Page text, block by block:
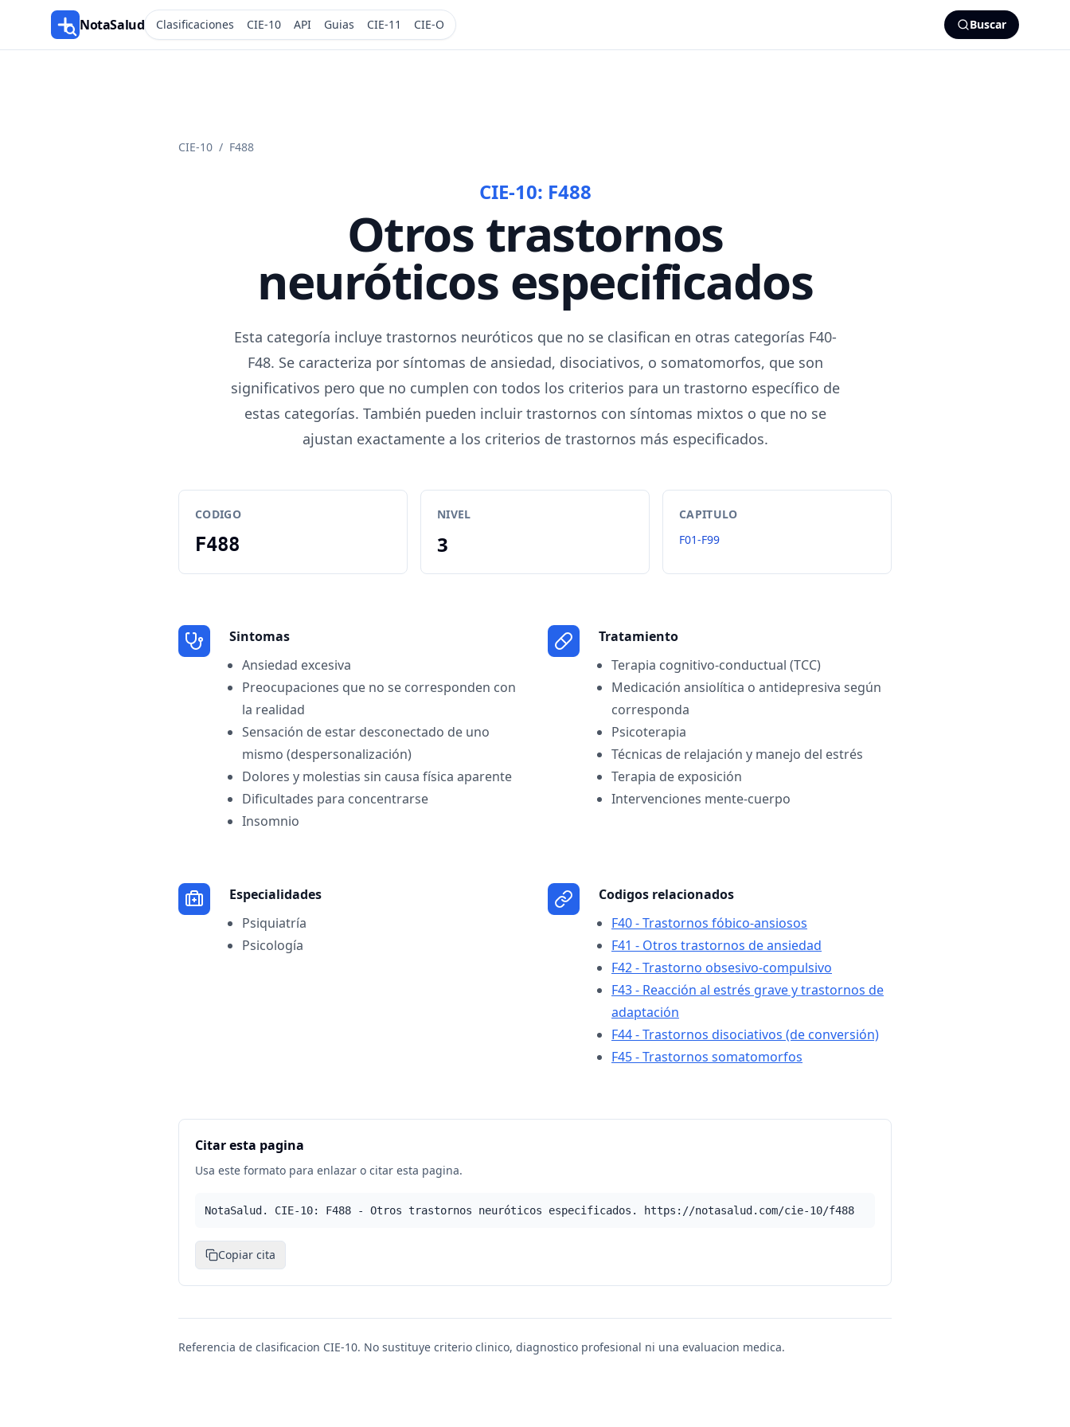
NotaSalud Clasificaciones CIE-10 API Guias CIE-11 CIE-O Buscar
CIE-10 / F488
CIE-10: F488
Otros trastornos
neuróticos especificados
Esta categoría incluye trastornos neuróticos que no se clasifican en otras categorías F40-
F48. Se caracteriza por síntomas de ansiedad, disociativos, o somatomorfos, que son
significativos pero que no cumplen con todos los criterios para un trastorno específico de
estas categorías. También pueden incluir trastornos con síntomas mixtos o que no se
ajustan exactamente a los criterios de trastornos más especificados.
CODIGO
F488
NIVEL
3
CAPITULO
F01-F99
Sintomas
Ansiedad excesiva
Preocupaciones que no se corresponden con
la realidad
Sensación de estar desconectado de uno
mismo (despersonalización)
Dolores y molestias sin causa física aparente
Dificultades para concentrarse
Insomnio
Tratamiento
Terapia cognitivo-conductual (TCC)
Medicación ansiolítica o antidepresiva según
corresponda
Psicoterapia
Técnicas de relajación y manejo del estrés
Terapia de exposición
Intervenciones mente-cuerpo
Especialidades
Psiquiatría
Psicología
Codigos relacionados
F40 - Trastornos fóbico-ansiosos
F41 - Otros trastornos de ansiedad
F42 - Trastorno obsesivo-compulsivo
F43 - Reacción al estrés grave y trastornos de
adaptación
F44 - Trastornos disociativos (de conversión)
F45 - Trastornos somatomorfos
Citar esta pagina
Usa este formato para enlazar o citar esta pagina.
NotaSalud. CIE-10: F488 - Otros trastornos neuróticos especificados. https://notasalud.com/cie-10/f488
Copiar cita
Referencia de clasificacion CIE-10. No sustituye criterio clinico, diagnostico profesional ni una evaluacion medica.